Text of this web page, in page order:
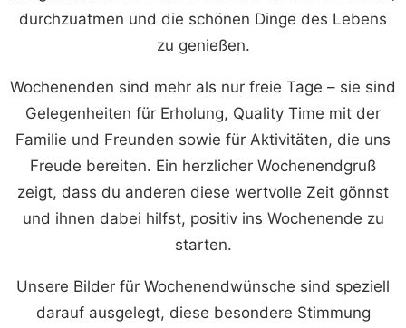
durchzuatmen und die schönen Dinge des Lebens
zu genießen.
Wochenenden sind mehr als nur freie Tage – sie sind
Gelegenheiten für Erholung, Quality Time mit der
Familie und Freunden sowie für Aktivitäten, die uns
Freude bereiten. Ein herzlicher Wochenendgruß
zeigt, dass du anderen diese wertvolle Zeit gönnst
und ihnen dabei hilfst, positiv ins Wochenende zu
starten.
Unsere Bilder für Wochenendwünsche sind speziell
darauf ausgelegt, diese besondere Stimmung